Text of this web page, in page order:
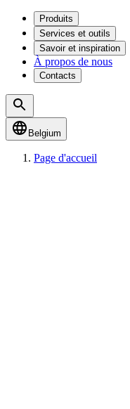
Produits
Services et outils
Savoir et inspiration
À propos de nous
Contacts
Belgium
Page d'accueil